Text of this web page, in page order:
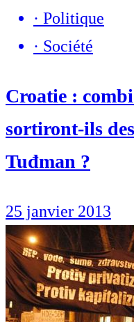
· Politique
· Société
Croatie :
sortiront-ils
Tuđman ?
25 janvier 2013